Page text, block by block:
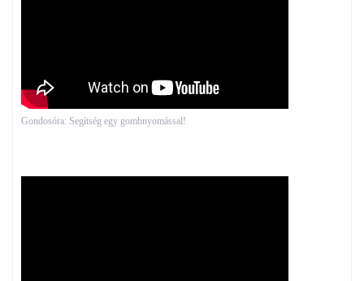
Gondosóra: Segítség egy gombnyomással!